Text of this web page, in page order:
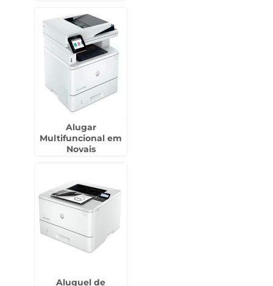
Alugar
Multifuncional em
Novais
Aluguel de